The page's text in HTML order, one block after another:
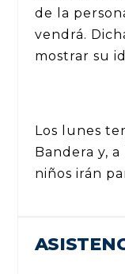
de la
vendrá.
mostrar su
Los lunes
Bandera y,
niños irán